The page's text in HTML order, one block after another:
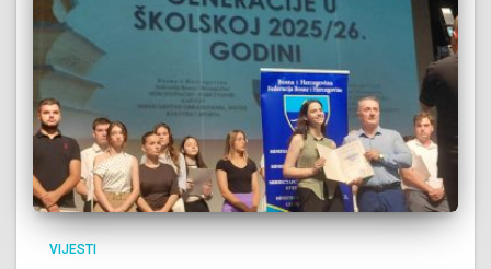
VIJESTI